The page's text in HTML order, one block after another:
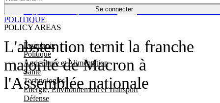
Se connecter
POLICY AREAS
Economie
Politique
Agriculture et Alimentation
Santé
Technologies
Energie, Environnement et Transport
Défense
Économie
L'abstention ternit la franche
majorité de Macron à
l'Assemblée nationale
POLITIQUE